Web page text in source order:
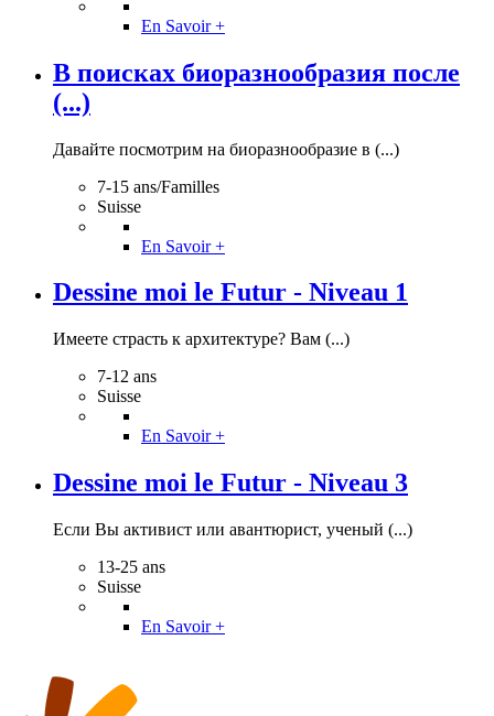
En Savoir +
В поисках биоразнообразия после
(...)
Давайте посмотрим на биоразнообразие в (...)
7-15 ans/Familles
Suisse
En Savoir +
Dessine moi le Futur - Niveau 1
Имеете страсть к архитектуре? Вам (...)
7-12 ans
Suisse
En Savoir +
Dessine moi le Futur - Niveau 3
Если Вы активист или авантюрист, ученый (...)
13-25 ans
Suisse
En Savoir +